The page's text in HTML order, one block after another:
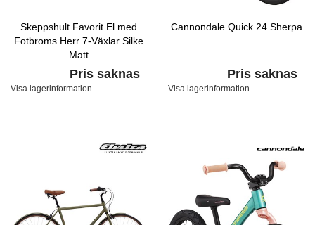
Skeppshult Favorit El med
Fotbroms Herr 7-Växlar Silke
Matt
Pris saknas
Visa lagerinformation
Cannondale Quick 24 Sherpa
Pris saknas
Visa lagerinformation